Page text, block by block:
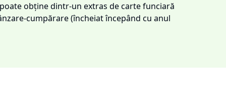
obține dintr-un extras de carte funciară
cumpărare (încheiat începând cu anul